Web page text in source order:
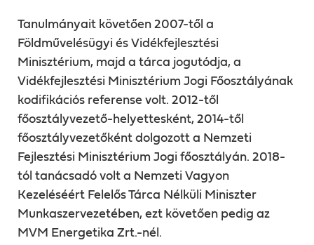
Tanulmányait követően 2007-től a
Földművelésügyi és Vidékfejlesztési
Minisztérium, majd a tárca jogutódja, a
Vidékfejlesztési Minisztérium Jogi Főosztályának
kodifikációs referense volt. 2012-től
főosztályvezető-helyettesként, 2014-től
főosztályvezetőként dolgozott a Nemzeti
Fejlesztési Minisztérium Jogi főosztályán. 2018-
tól tanácsadó volt a Nemzeti Vagyon
Kezeléséért Felelős Tárca Nélküli Miniszter
Munkaszervezetében, ezt követően pedig az
MVM Energetika Zrt.-nél.